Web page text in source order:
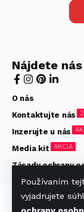
Používaním
vyjadrujete
Nájdete
O nás
Kontaktujte nás
Inzerujte u nás
Media kit AKCIA
Zásady ochrany
© Hotelier 2020-